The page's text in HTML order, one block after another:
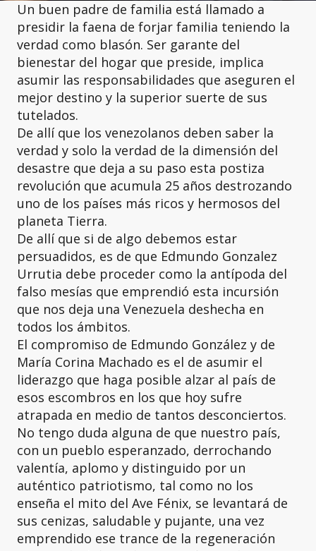
Un buen padre de familia está llamado a
presidir la faena de forjar familia teniendo la
verdad como blasón. Ser garante del
bienestar del hogar que preside, implica
asumir las responsabilidades que aseguren el
mejor destino y la superior suerte de sus
tutelados.
De allí que los venezolanos deben saber la
verdad y solo la verdad de la dimensión del
desastre que deja a su paso esta postiza
revolución que acumula 25 años destrozando
uno de los países más ricos y hermosos del
planeta Tierra.
De allí que si de algo debemos estar
persuadidos, es de que Edmundo Gonzalez
Urrutia debe proceder como la antípoda del
falso mesías que emprendió esta incursión
que nos deja una Venezuela deshecha en
todos los ámbitos.
El compromiso de Edmundo González y de
María Corina Machado es el de asumir el
liderazgo que haga posible alzar al país de
esos escombros en los que hoy sufre
atrapada en medio de tantos desconciertos.
No tengo duda alguna de que nuestro país,
con un pueblo esperanzado, derrochando
valentía, aplomo y distinguido por un
auténtico patriotismo, tal como no los
enseña el mito del Ave Fénix, se levantará de
sus cenizas, saludable y pujante, una vez
emprendido ese trance de la regeneración